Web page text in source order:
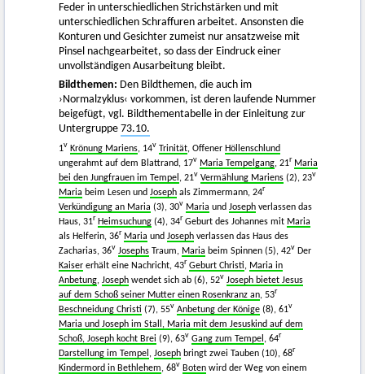
Feder in unterschiedlichen Strichstärken und mit
unterschiedlichen Schraffuren arbeitet. Ansonsten die
Konturen und Gesichter zumeist nur ansatzweise mit
Pinsel nachgearbeitet, so dass der Eindruck einer
unvollständigen Ausarbeitung bleibt.
Bildthemen: Den Bildthemen, die auch im
›Normalzyklus‹ vorkommen, ist deren laufende Nummer
beigefügt, vgl. Bildthementabelle in der Einleitung zur
Untergruppe 73.10.
1v Krönung Mariens, 14v Trinität, Offener Höllenschlund
ungerahmt auf dem Blattrand, 17v Maria Tempelgang, 21r Maria
bei den Jungfrauen im Tempel , 21v Vermählung Mariens (2), 23v
Maria beim Lesen und Joseph als Zimmermann, 24r
Verkündigung an Maria (3), 30v Maria und Joseph verlassen das
Haus, 31r Heimsuchung (4), 34r Geburt des Johannes mit Maria
als Helferin, 36r Maria und Joseph verlassen das Haus des
Zacharias, 36v Josephs Traum, Maria beim Spinnen (5), 42v Der
Kaiser erhält eine Nachricht, 43r Geburt Christi, Maria in
Anbetung, Joseph wendet sich ab (6), 52v Joseph bietet Jesus
auf dem Schoß seiner Mutter einen Rosenkranz an, 53r
Beschneidung Christi (7), 55v Anbetung der Könige (8), 61v
Maria und Joseph im Stall, Maria mit dem Jesuskind auf dem
Schoß, Joseph kocht Brei (9), 63v Gang zum Tempel , 64r
Darstellung im Tempel , Joseph bringt zwei Tauben (10), 68r
Kindermord in Bethlehem, 68v Boten wird der Weg von einem